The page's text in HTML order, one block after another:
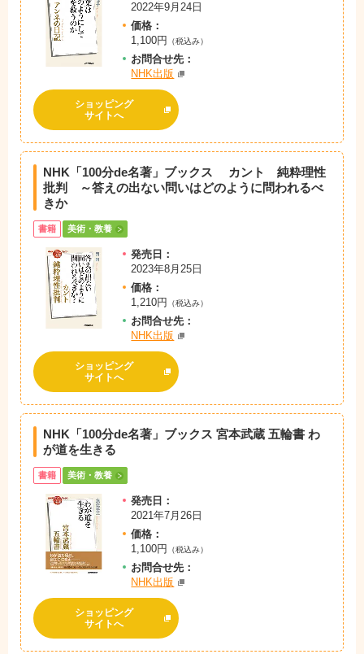
2022年9月24日
価格：
1,100円
（税込み）
お問合せ先：
NHK出版
ショッピング
サイトへ
NHK「100分de名著」ブックス カント 純粋理性
批判 ～答えの出ない問いはどのように問われるべ
きか
書籍 美術・教養
発売日：
2023年8月25日
価格：
1,210円
（税込み）
お問合せ先：
NHK出版
ショッピング
サイトへ
NHK「100分de名著」ブックス 宮本武蔵 五輪書 わ
が道を生きる
書籍 美術・教養
発売日：
2021年7月26日
価格：
1,100円
（税込み）
お問合せ先：
NHK出版
ショッピング
サイトへ